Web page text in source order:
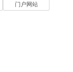
门户网站